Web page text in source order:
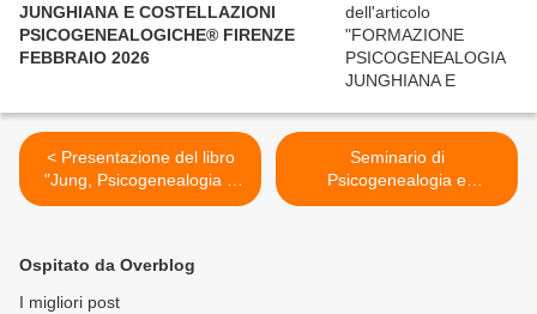
JUNGHIANA E COSTELLAZIONI
PSICOGENEALOGICHE® FIRENZE
FEBBRAIO 2026
< Presentazione del libro
"Jung, Psicogenealogia e
Costellazioni familiari" a
Seminario di
Psicogenealogia e
Costellazioni familiari a
Ospitato da Overblog
I migliori post